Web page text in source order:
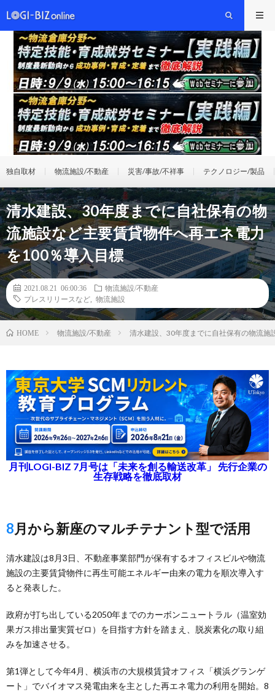
独自取材 物流施設/不動産 災害/事故/不祥事 テクノロジー/製品
清水建設、30年度までに自社保有の物
流施設など主要賃貸物件へ再エネ電力
を100％導入目標
2021.08.21 06:00:36
物流施設/不動産
プレスリリースなど
物流施設
HOME 物流施設/不動産 清水建設、30年度までに自社保有の物流
月刊LOGI-BIZ 7月号は「未来を創る輸送改革」 先行企業の
生存戦略を徹底取材
8月から新座のマルチテナント型で活用
清水建設は8月3日、不動産事業部門が保有するオフィスビルや物流
施設の主要賃貸物件に再生可能エネルギー由来の電力を順次導入す
ると発表した。
政府が打ち出している2050年までのカーボンニュートラル（温室効
果ガス排出量実質ゼロ）を目指す方針を踏まえ、脱炭素化の取り組
みを加速させる。
第1弾として今年4月、横浜市の大規模賃貸オフィス「横浜グランゲ
ート」でバイオマス発電由来を主とした再エネ電力の利用を開始。8